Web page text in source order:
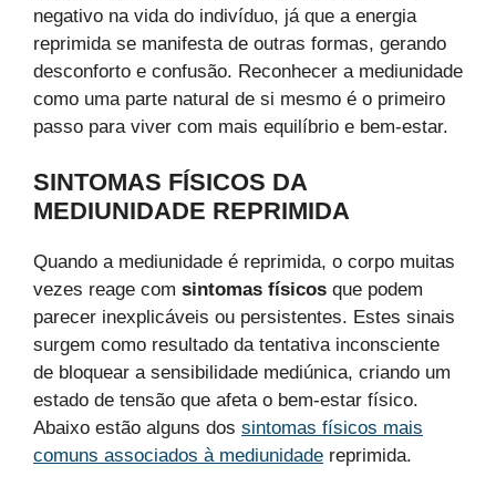
negativo na vida do indivíduo, já que a energia
reprimida se manifesta de outras formas, gerando
desconforto e confusão. Reconhecer a mediunidade
como uma parte natural de si mesmo é o primeiro
passo para viver com mais equilíbrio e bem-estar.
SINTOMAS FÍSICOS DA
MEDIUNIDADE REPRIMIDA
Quando a mediunidade é reprimida, o corpo muitas
vezes reage com sintomas físicos que podem
parecer inexplicáveis ou persistentes. Estes sinais
surgem como resultado da tentativa inconsciente
de bloquear a sensibilidade mediúnica, criando um
estado de tensão que afeta o bem-estar físico.
Abaixo estão alguns dos sintomas físicos mais
comuns associados à mediunidade reprimida.